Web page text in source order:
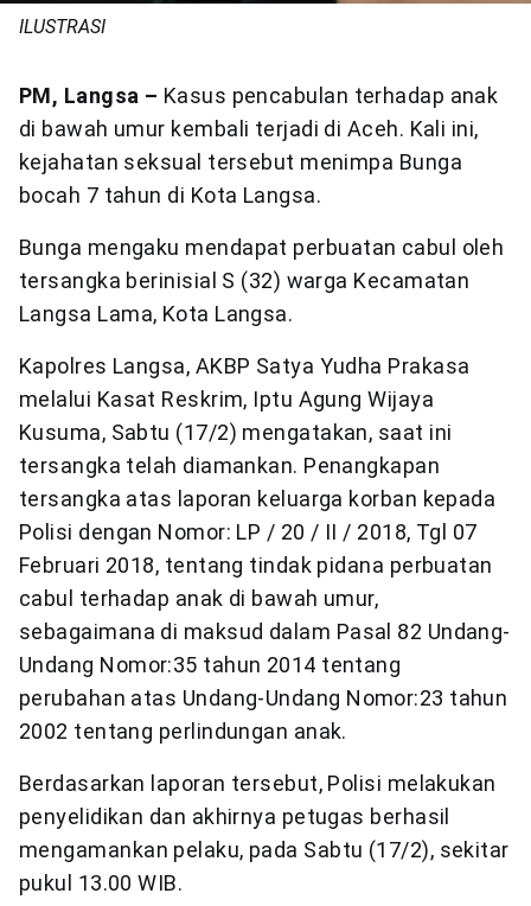
ILUSTRASI
PM, Langsa – Kasus pencabulan terhadap anak
di bawah umur kembali terjadi di Aceh. Kali ini,
kejahatan seksual tersebut menimpa Bunga
bocah 7 tahun di Kota Langsa.
Bunga mengaku mendapat perbuatan cabul oleh
tersangka berinisial S (32) warga Kecamatan
Langsa Lama, Kota Langsa.
Kapolres Langsa, AKBP Satya Yudha Prakasa
melalui Kasat Reskrim, Iptu Agung Wijaya
Kusuma, Sabtu (17/2) mengatakan, saat ini
tersangka telah diamankan. Penangkapan
tersangka atas laporan keluarga korban kepada
Polisi dengan Nomor: LP / 20 / II / 2018, Tgl 07
Februari 2018, tentang tindak pidana perbuatan
cabul terhadap anak di bawah umur,
sebagaimana di maksud dalam Pasal 82 Undang-
Undang Nomor:35 tahun 2014 tentang
perubahan atas Undang-Undang Nomor:23 tahun
2002 tentang perlindungan anak.
Berdasarkan laporan tersebut, Polisi melakukan
penyelidikan dan akhirnya petugas berhasil
mengamankan pelaku, pada Sabtu (17/2), sekitar
pukul 13.00 WIB.